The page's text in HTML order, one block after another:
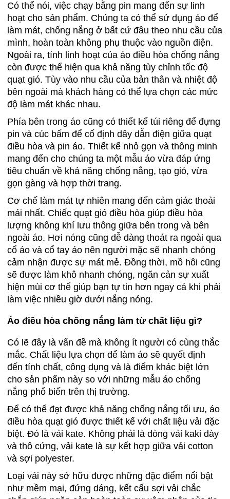
Có thể nói, việc chạy bằng pin mang đến sự linh
hoạt cho sản phẩm. Chúng ta có thể sử dụng áo để
làm mát, chống nắng ở bất cứ đâu theo nhu cầu của
mình, hoàn toàn không phụ thuộc vào nguồn điện.
Ngoài ra, tính linh hoạt của áo điều hòa chống nắng
còn được thể hiện qua khả năng tùy chỉnh tốc độ
quạt gió. Tùy vào nhu cầu của bản thân và nhiệt độ
bên ngoài mà khách hàng có thể lựa chọn các mức
độ làm mát khác nhau.
Phía bên trong áo cũng có thiết kế túi riêng để đựng
pin và cúc bấm để cố định dây dẫn điện giữa quạt
điều hòa và pin áo. Thiết kế nhỏ gọn và thông minh
mang đến cho chúng ta một mẫu áo vừa đáp ứng
tiêu chuẩn về khả năng chống nắng, tạo gió, vừa
gọn gàng và hợp thời trang.
Cơ chế làm mát tự nhiên mang đến cảm giác thoải
mái nhất. Chiếc quạt gió điều hòa giúp điều hòa
lượng không khí lưu thông giữa bên trong và bên
ngoài áo. Hơi nóng cũng dễ dàng thoát ra ngoài qua
cổ áo và cổ tay áo nên người mặc sẽ nhanh chóng
cảm nhận được sự mát mẻ. Đồng thời, mồ hôi cũng
sẽ được làm khô nhanh chóng, ngăn cản sự xuất
hiện mùi cơ thể giúp bạn tự tin hơn ngay cả khi phải
làm việc nhiều giờ dưới nắng nóng.
Áo điều hòa chống nắng làm từ chất liệu gì?
Có lẽ đây là vấn đề mà không ít người có cùng thắc
mắc. Chất liệu lựa chọn để làm áo sẽ quyết định
đến tính chất, công dụng và là điểm khác biệt lớn
cho sản phẩm này so với những mẫu áo chống
nắng phổ biến trên thị trường.
Để có thể đạt được khả năng chống nắng tối ưu, áo
điều hòa quạt gió được thiết kế với chất liệu vải đặc
biệt. Đó là vải kate. Không phải là dòng vải kaki dày
và thô cứng, vải kate là sự kết hợp giữa vải cotton
và sợi polyester.
Loại vải này sở hữu được những đặc điểm nổi bật
như mềm mại, đứng dáng, kết cấu sợi vải chắc